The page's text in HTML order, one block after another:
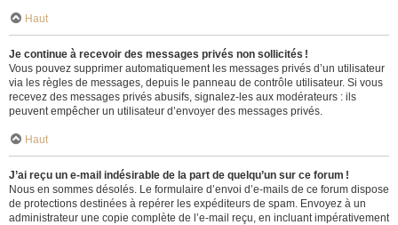
Haut
Je continue à recevoir des messages privés non sollicités !
Vous pouvez supprimer automatiquement les messages privés d’un utilisateur
via les règles de messages, depuis le panneau de contrôle utilisateur. Si vous
recevez des messages privés abusifs, signalez-les aux modérateurs : ils
peuvent empêcher un utilisateur d’envoyer des messages privés.
Haut
J’ai reçu un e-mail indésirable de la part de quelqu’un sur ce forum !
Nous en sommes désolés. Le formulaire d’envoi d’e-mails de ce forum dispose
de protections destinées à repérer les expéditeurs de spam. Envoyez à un
administrateur une copie complète de l’e-mail reçu, en incluant impérativement